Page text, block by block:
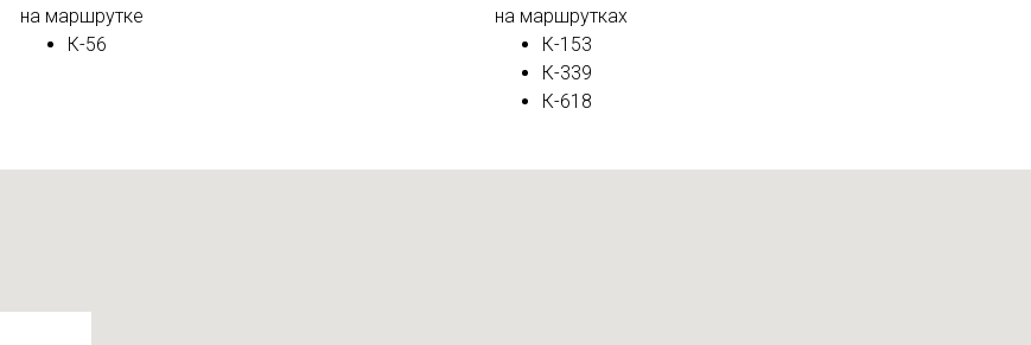
на маршрутке
К-56
на маршрутках
К-153
К-339
К-618